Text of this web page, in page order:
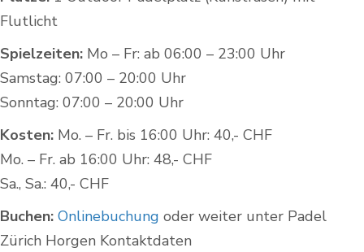
Flutlicht
Spielzeiten: Mo – Fr: ab 06:00 – 23:00 Uhr
Samstag: 07:00 – 20:00 Uhr
Sonntag: 07:00 – 20:00 Uhr
Kosten: Mo. – Fr. bis 16:00 Uhr: 40,- CHF
Mo. – Fr. ab 16:00 Uhr: 48,- CHF
Sa., Sa.: 40,- CHF
Buchen: Onlinebuchung oder weiter unter Padel
Zürich Horgen Kontaktdaten